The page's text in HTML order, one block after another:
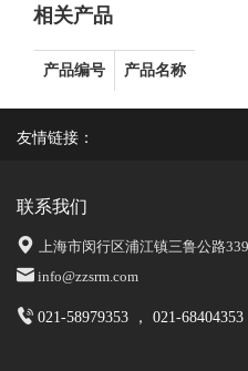
相关产品
产品编号 产品名称
友情链接：
联系我们
上海市闵行区浦江镇三鲁公路
info@zzsrm.com
021-58979353 ， 021-